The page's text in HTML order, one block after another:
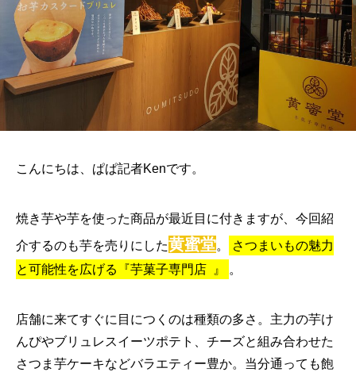
こんにちは、ぱぱ記者Kenです。
焼き芋や芋を使った商品が最近目に付きますが、 今回紹
介するのも芋を売りにした黄蜜堂。
さつまいもの魅力
と可能性を広げる『芋菓子専門店
』 。
店舗に来てすぐに目につくのは種類の多さ。主力の芋け
んぴやブリュレスイーツポテト、チーズと組み合わせた
さつま芋ケーキなどバラエティー豊か。当分通っても飽